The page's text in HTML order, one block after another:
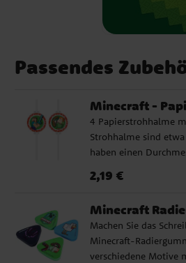
Passendes
Minecraft -
4 Papierstrohhalme
Strohhalme sind
haben einen
Preis :2,19 €
2,19 €
Minecraft
Machen Sie das
Minecraft-
verschiedene Motive